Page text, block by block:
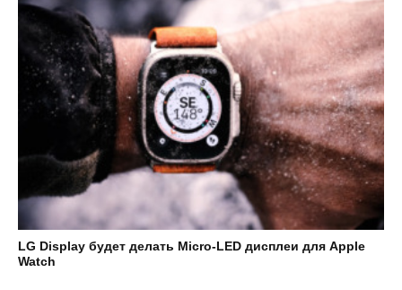
LG Display будет делать Micro-LED дисплеи для Apple
Watch